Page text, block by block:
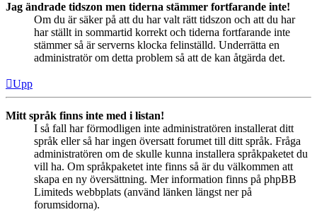
Jag ändrade tidszon men tiderna stämmer fortfarande inte!
Om du är säker på att du har valt rätt tidszon och att du har
har ställt in sommartid korrekt och tiderna fortfarande inte
stämmer så är serverns klocka felinställd. Underrätta en
administratör om detta problem så att de kan åtgärda det.
Upp
Mitt språk finns inte med i listan!
I så fall har förmodligen inte administratören installerat ditt
språk eller så har ingen översatt forumet till ditt språk. Fråga
administratören om de skulle kunna installera språkpaketet du
vill ha. Om språkpaketet inte finns så är du välkommen att
skapa en ny översättning. Mer information finns på phpBB
Limiteds webbplats (använd länken längst ner på
forumsidorna).